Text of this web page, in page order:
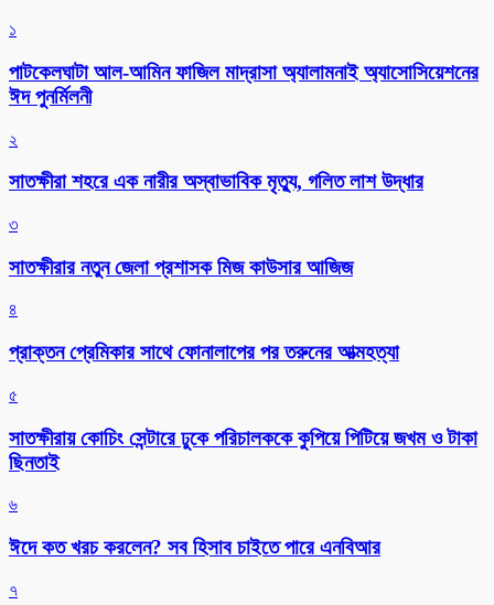
১
পাটকেলঘাটা আল-আমিন ফাজিল মাদ্রাসা অ্যালামনাই অ্যাসোসিয়েশনের
ঈদ পুনর্মিলনী
২
সাতক্ষীরা শহরে এক নারীর অস্বাভাবিক মৃত্যু, গলিত লাশ উদ্ধার
৩
সাতক্ষীরার নতুন জেলা প্রশাসক মিজ কাউসার আজিজ
৪
প্রাক্তন প্রেমিকার সাথে ফোনালাপের পর তরুনের আত্মহত্যা
৫
সাতক্ষীরায় কোচিং সেন্টারে ঢুকে পরিচালককে কুপিয়ে পিটিয়ে জখম ও টাকা
ছিনতাই
৬
ঈদে কত খরচ করলেন? সব হিসাব চাইতে পারে এনবিআর
৭